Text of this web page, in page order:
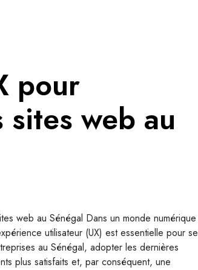
pour
web au
web au Sénégal Dans un monde numérique
utilisateur (UX) est essentielle pour se
au Sénégal, adopter les dernières
plus satisfaits et, par conséquent, une